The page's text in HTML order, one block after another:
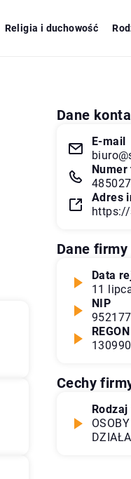
Religia i duchowość
Dane
E-mail
Adres
Dane firmy
Data
11
NIP
REGON
Cechy